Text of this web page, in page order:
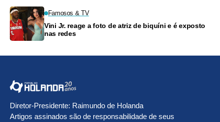
Famosos & TV
Vini Jr. reage a foto de atriz de biquíni e é exposto
nas redes
Diretor-Presidente: Raimundo de Holanda
Artigos assinados são de responsabilidade de seus